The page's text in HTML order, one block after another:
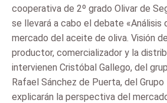
cooperativa de 2º grado Olivar de
se llevará a cabo el debate «Análisis
mercado del aceite de oliva. Visión
productor, comercializador y la
intervienen Cristóbal Gallego, del
Rafael Sánchez de Puerta, del
explicarán la perspectiva del